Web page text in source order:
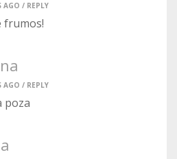
AGO / REPLY
AGO / REPLY
poza